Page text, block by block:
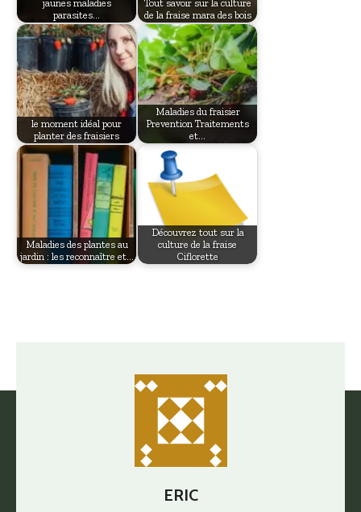
jaunes maladies
parasites…
Tout savoir sur la culture
de la fraise mara des bois
le moment idéal pour
planter des fraisiers
Maladies du fraisier
Prevention Traitements
et…
Maladies des plantes au
jardin : les reconnaître et…
Découvrez tout sur la
culture de la fraise
Ciflorette
ERIC